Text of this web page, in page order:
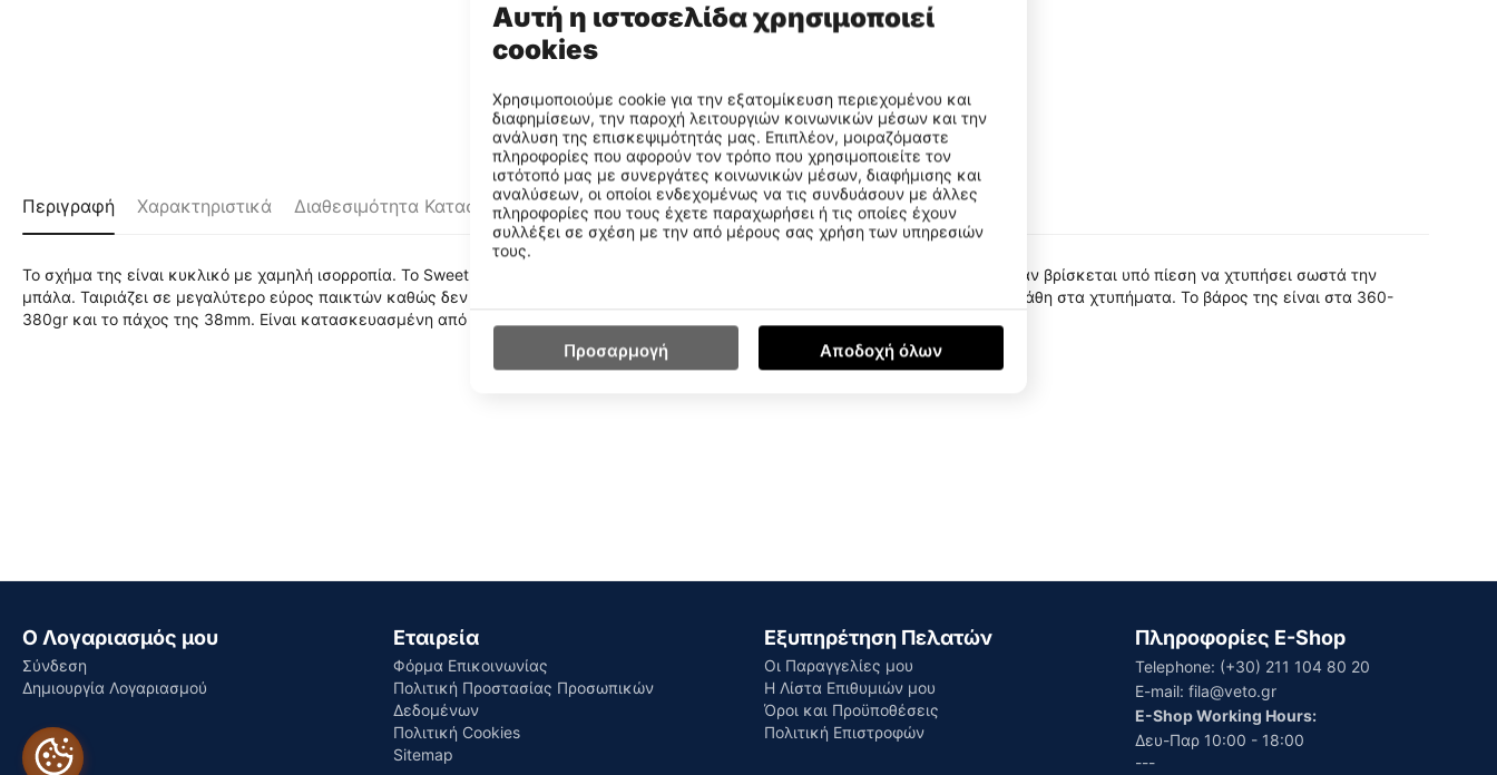
Περιγραφή Χαρακτηριστικά Διαθεσιμότητα Καταστημάτων
Το σχήμα της είναι κυκλικό με χαμηλή ισορροπία. Το Sweet Spot βρίσκεται στο κέντρο της κεφαλής, κάτι που βοηθάει τον παίκτη όταν βρίσκεται υπό πίεση να χτυπήσει σωστά την
μπάλα. Ταιριάζει σε μεγαλύτερο εύρος παικτών καθώς δεν χρειάζεται ο παίκτης να έχει άρτια τεχνική και συγχωρεί πιο εύκολα τα λάθη στα χτυπήματα. Το βάρος της είναι στα 360-
380gr και το πάχος της 38mm. Είναι κατασκευασμένη από 3k ανθρακονήματα.
Ο Λογαριασμός μου
Σύνδεση
Δημιουργία Λογαριασμού
Εταιρεία
Φόρμα Επικοινωνίας
Πολιτική Προστασίας Προσωπικών
Δεδομένων
Πολιτική Cookies
Sitemap
Εξυπηρέτηση Πελατών
Οι Παραγγελίες μου
Η Λίστα Επιθυμιών μου
Όροι και Προϋποθέσεις
Πολιτική Επιστροφών
Πληροφορίες E-Shop
Telephone: (+30) 211 104 80 20
E-mail: fila@veto.gr
E-Shop Working Hours:
Δευ-Παρ 10:00 - 18:00
---
Αυτή η ιστοσελίδα χρησιμοποιεί
cookies
Χρησιμοποιούμε cookie για την εξατομίκευση περιεχομένου και
διαφημίσεων, την παροχή λειτουργιών κοινωνικών μέσων και την
ανάλυση της επισκεψιμότητάς μας. Επιπλέον, μοιραζόμαστε
πληροφορίες που αφορούν τον τρόπο που χρησιμοποιείτε τον
ιστότοπό μας με συνεργάτες κοινωνικών μέσων, διαφήμισης και
αναλύσεων, οι οποίοι ενδεχομένως να τις συνδυάσουν με άλλες
πληροφορίες που τους έχετε παραχωρήσει ή τις οποίες έχουν
συλλέξει σε σχέση με την από μέρους σας χρήση των υπηρεσιών
τους.
Προσαρμογή Αποδοχή όλων